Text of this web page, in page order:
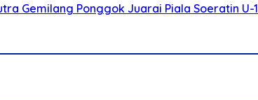
Gemilang Ponggok Juarai Piala Soeratin U-